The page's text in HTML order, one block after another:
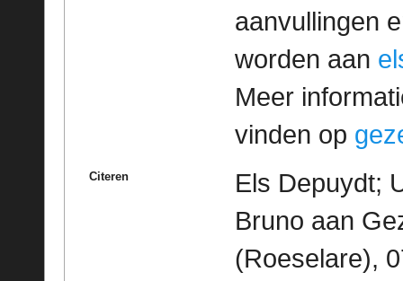
aanvullingen
worden aan
Meer
vinden op
Citeren
Els Depuydt;
Bruno aan
(Roeselare),